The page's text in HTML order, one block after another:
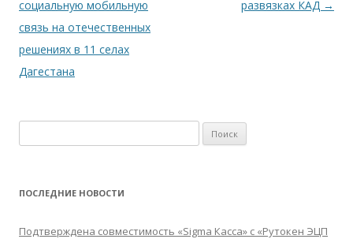
по
записям
социальную мобильную
связь на отечественных
решениях в 11 селах
Дагестана
развязках КАД →
ПОСЛЕДНИЕ НОВОСТИ
Подтверждена совместимость «Sigma Касса» с «Рутокен ЭЦП